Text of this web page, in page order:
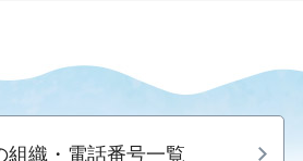
組織・電話番号一覧